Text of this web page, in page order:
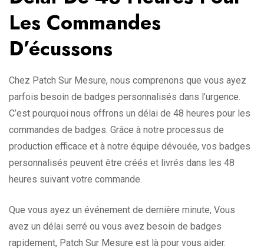
Les Commandes
D’écussons
Chez Patch Sur Mesure, nous comprenons que vous ayez
parfois besoin de badges personnalisés dans l’urgence.
C’est pourquoi nous offrons un délai de 48 heures pour les
commandes de badges. Grâce à notre processus de
production efficace et à notre équipe dévouée, vos badges
personnalisés peuvent être créés et livrés dans les 48
heures suivant votre commande.
Que vous ayez un événement de dernière minute, Vous
avez un délai serré ou vous avez besoin de badges
rapidement, Patch Sur Mesure est là pour vous aider.